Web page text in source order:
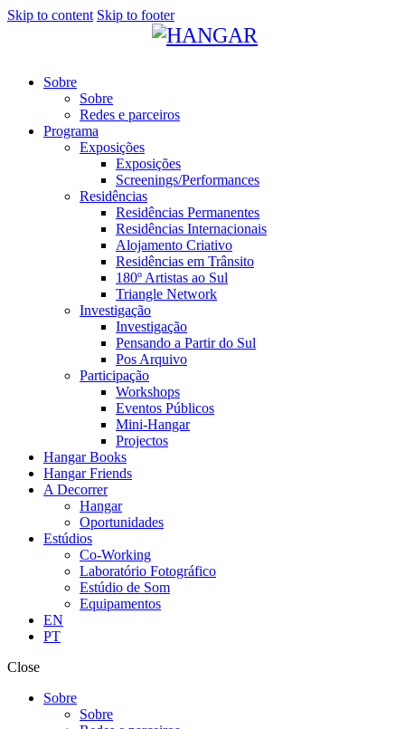
Skip to content Skip to footer
Sobre
Sobre
Redes e parceiros
Programa
Exposições
Exposições
Screenings/Performances
Residências
Residências Permanentes
Residências Internacionais
Alojamento Criativo
Residências em Trânsito
180º Artistas ao Sul
Triangle Network
Investigação
Investigação
Pensando a Partir do Sul
Pos Arquivo
Participação
Workshops
Eventos Públicos
Mini-Hangar
Projectos
Hangar Books
Hangar Friends
A Decorrer
Hangar
Oportunidades
Estúdios
Co-Working
Laboratório Fotográfico
Estúdio de Som
Equipamentos
EN
PT
Close
Sobre
Sobre